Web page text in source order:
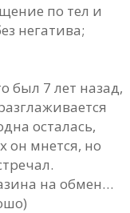
по тел и
негатива;
был 7 лет назад,
осталась,
он мнется, но
на обмен…